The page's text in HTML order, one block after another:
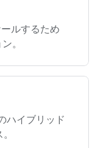
ルするため
。
ハイブリッド